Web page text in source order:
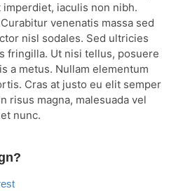
iaculis non nibh.
venenatis massa sed
nisl sodales. Sed ultricies
fringilla. Ut nisi tellus, posuere
a metus. Nullam elementum
Cras at justo eu elit semper
risus magna, malesuada vel
nunc.